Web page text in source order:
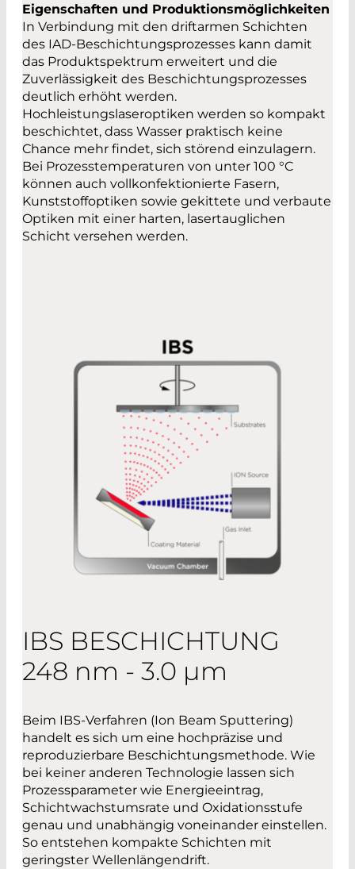
Eigenschaften und Produktionsmöglichkeiten
In Verbindung mit den driftarmen Schichten
des IAD-Beschichtungsprozesses kann damit
das Produktspektrum erweitert und die
Zuverlässigkeit des Beschichtungsprozesses
deutlich erhöht werden.
Hochleistungslaseroptiken werden so kompakt
beschichtet, dass Wasser praktisch keine
Chance mehr findet, sich störend einzulagern.
Bei Prozesstemperaturen von unter 100 °C
können auch vollkonfektionierte Fasern,
Kunststoffoptiken sowie gekittete und verbaute
Optiken mit einer harten, lasertauglichen
Schicht versehen werden.
IBS BESCHICHTUNG
248 nm - 3.0 µm
Beim IBS-Verfahren (Ion Beam Sputtering)
handelt es sich um eine hochpräzise und
reproduzierbare Beschichtungsmethode. Wie
bei keiner anderen Technologie lassen sich
Prozessparameter wie Energieeintrag,
Schichtwachstumsrate und Oxidationsstufe
genau und unabhängig voneinander einstellen.
So entstehen kompakte Schichten mit
geringster Wellenlängendrift.